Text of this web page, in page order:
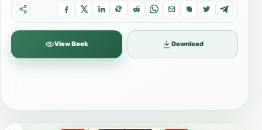
View Book Download